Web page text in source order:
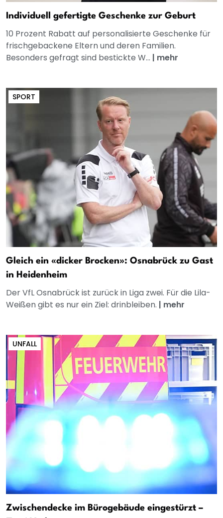
Individuell gefertigte Geschenke zur Geburt
10 Prozent Rabatt auf personalisierte Geschenke für
frischgebackene Eltern und deren Familien.
Besonders gefragt sind bestickte W... | mehr
SPORT
Gleich ein «dicker Brocken»: Osnabrück zu Gast
in Heidenheim
Der VfL Osnabrück ist zurück in Liga zwei. Für die Lila-
Weißen gibt es nur ein Ziel: drinbleiben. | mehr
UNFALL
Zwischendecke im Bürogebäude eingestürzt –